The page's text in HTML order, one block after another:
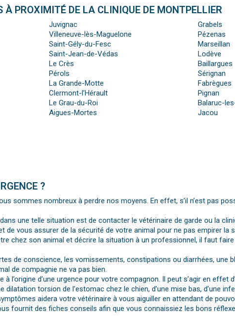
À PROXIMITÉ DE LA CLINIQUE DE MONTPELLIER
Juvignac
Villeneuve-lès-Maguelone
Saint-Gély-du-Fesc
Saint-Jean-de-Védas
Le Crès
Pérols
La Grande-Motte
Clermont-l’Hérault
Le Grau-du-Roi
Aigues-Mortes
Grabels
Pézenas
Marseillan
Lodève
Baillargues
Sérignan
Fabrègues
Pignan
Balaruc-
Jacou
?
sommes nombreux à perdre nos moyens. En effet, s’il n’est pas
une telle situation est de contacter le vétérinaire de garde ou la
de vous assurer de la sécurité de votre animal pour ne pas empirer la
chez son animal et décrire la situation à un professionnel, il faut
de conscience, les vomissements, constipations ou diarrhées, une
de compagnie ne va pas bien.
l’origine d’une urgence pour votre compagnon. Il peut s’agir en effet
dilatation torsion de l’estomac chez le chien, d’une mise bas, d’une
aidera votre vétérinaire à vous aiguiller en attendant de
fournit des fiches conseils afin que vous connaissiez les bons